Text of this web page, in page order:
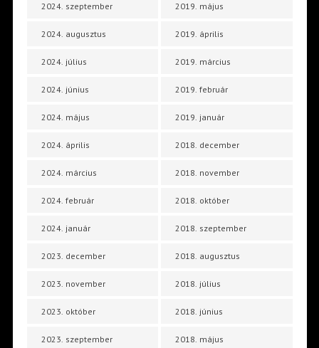
2024. szeptember
2024. augusztus
2024. július
2024. június
2024. május
2024. április
2024. március
2024. február
2024. január
2023. december
2023. november
2023. október
2023. szeptember
2019. május
2019. április
2019. március
2019. február
2019. január
2018. december
2018. november
2018. október
2018. szeptember
2018. augusztus
2018. július
2018. június
2018. május